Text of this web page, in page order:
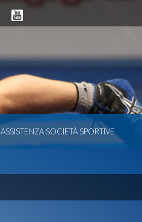
ASSISTENZA SOCIETÀ SPORTIVE